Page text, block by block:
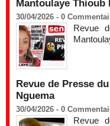
Mantoulaye Thioub
30/04/2026 - 0
Revue
Revue de Presse
Nguema
30/04/2026 - 0
Revue